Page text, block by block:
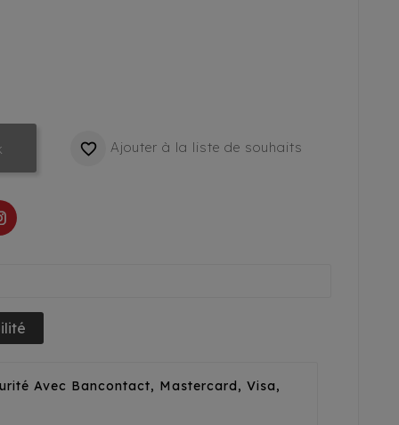
 Ajouter à la liste de souhaits
Avec Bancontact, Mastercard, Visa,